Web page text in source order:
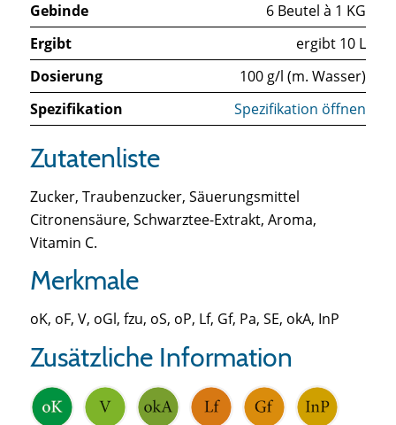
Gebinde
6 Beutel à 1 KG
Ergibt
ergibt 10 L
Dosierung
100 g/l (m. Wasser)
Spezifikation
Spezifikation öffnen
Zutatenliste
Zucker, Traubenzucker, Säuerungsmittel
Citronensäure, Schwarztee-Extrakt, Aroma,
Vitamin C.
Merkmale
oK, oF, V, oGl, fzu, oS, oP, Lf, Gf, Pa, SE, okA, InP
Zusätzliche Information